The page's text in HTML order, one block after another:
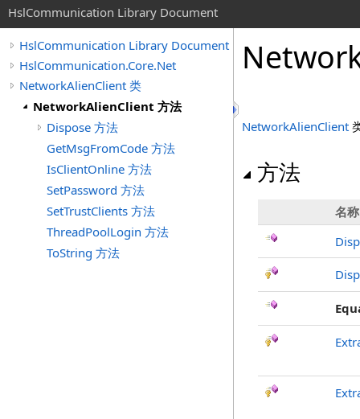
HslCommunication Library Document
HslCommunication Library Document
HslCommunication.Core.Net
NetworkAlienClient 类
NetworkAlienClient 方法
Dispose 方法
GetMsgFromCode 方法
IsClientOnline 方法
SetPassword 方法
SetTrustClients 方法
ThreadPoolLogin 方法
ToString 方法
NetworkAlienClient
方法
名称